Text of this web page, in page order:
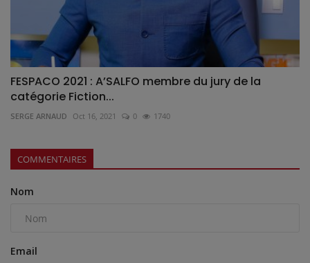
FESPACO 2021 : A’SALFO membre du jury de la
catégorie Fiction...
SERGE ARNAUD Oct 16, 2021 0 1740
COMMENTAIRES
Nom
Email